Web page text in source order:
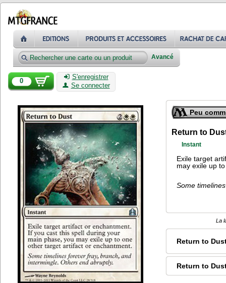
Avancé
0
S'enregistrer
Se connecter
Peu
Return to
Instant
Exile target
may exile up
Some
La
Return to
Return to